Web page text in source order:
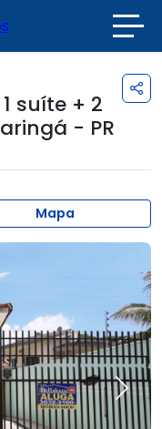
suíte + 2
- PR
Mapa
Next